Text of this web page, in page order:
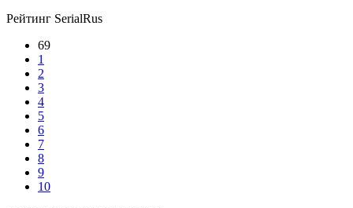
Рейтинг SerialRus
69
1
2
3
4
5
6
7
8
9
10